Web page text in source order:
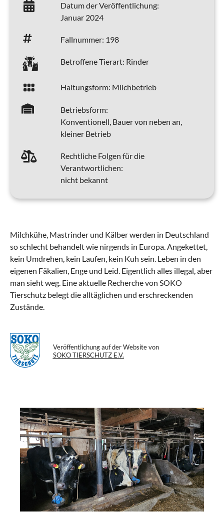
Datum der Veröffentlichung:
Januar 2024
Fallnummer: 198
Betroffene Tierart: Rinder
Haltungsform: Milchbetrieb
Betriebsform:
Konventionell, Bauer von neben an,
kleiner Betrieb
Rechtliche Folgen für die
Verantwortlichen:
nicht bekannt
Milchkühe, Mastrinder und Kälber werden in Deutschland
so schlecht behandelt wie nirgends in Europa. Angekettet,
kein Umdrehen, kein Laufen, kein Kuh sein. Leben in den
eigenen Fäkalien, Enge und Leid. Eigentlich alles illegal, aber
man sieht weg. Eine aktuelle Recherche von SOKO
Tierschutz belegt die alltäglichen und erschreckenden
Zustände.
Veröffentlichung auf der Website von
SOKO TIERSCHUTZ E.V.